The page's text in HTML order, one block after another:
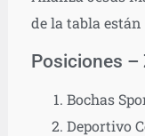
de la tabla
Posiciones –
Bochas
Deportivo